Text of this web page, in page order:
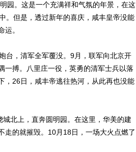
。这是一个充满祥和气氛的年景，在这
。但是，透过新年的喜庆，咸丰皇帝没能
。
，清军全军覆没。9月，联军向北京开
一搏。八里庄一役，英勇的清军士兵以落
，26日，咸丰帝逃往热河，从此再也没能
北上，直奔圆明园。在这里，华美的建
走的就摧毁。10月18日，一场大火点燃了